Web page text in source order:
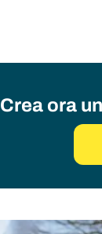
Crea ora